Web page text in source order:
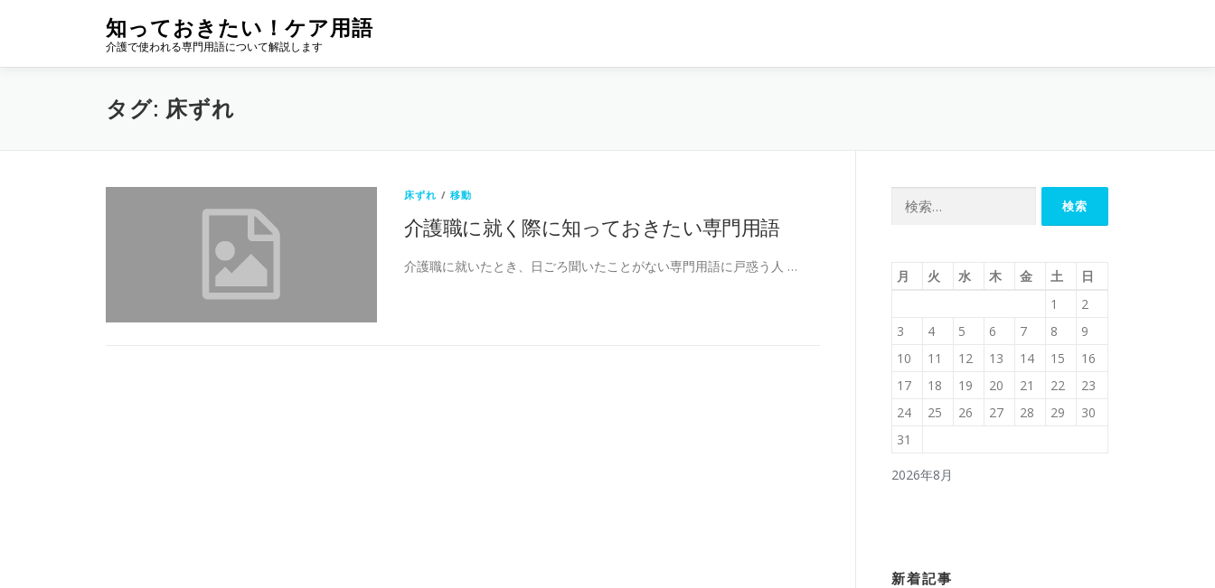
ン
知っておきたい！ケア用語
介護で使われる専門用語について解説します
タグ: 床ずれ
床ずれ /移動
介護職に就く際に知っておきたい専門用語
介護職に就いたとき、日ごろ聞いたことがない専門用語に戸惑う人 …
2026年8月
月 火 水 木 金 土
日
1
2
3
4 5 6 7 8
9
10
11 12 13 14 15
16
17
18 19 20 21 22
23
24
25 26 27 28 29
30
31
新着記事